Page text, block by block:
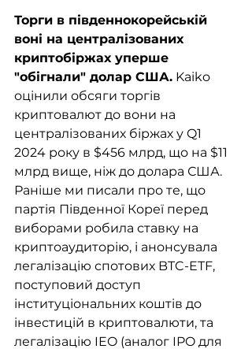
Торги в південнокорейській
воні на централізованих
криптобіржах уперше
"обігнали" долар США. Kaiko
оцінили обсяги торгів
криптовалют до вони на
централізованих біржах у Q1
2024 року в $456 млрд, що на $11
млрд вище, ніж до долара США.
Раніше ми писали про те, що
партія Південної Кореї перед
виборами робила ставку на
криптоаудиторію, і анонсувала
легалізацію спотових BTC-ETF,
поступовий доступ
інституціональних коштів до
інвестицій в криптовалюти, та
легалізацію IEO (аналог IPO для